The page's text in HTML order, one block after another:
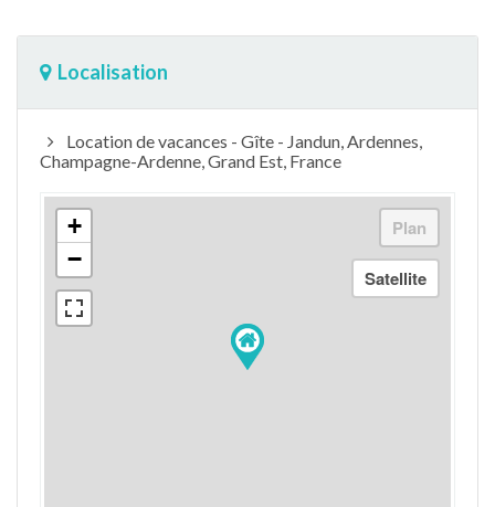
Localisation
Location de vacances - Gîte - Jandun, Ardennes,
Champagne-Ardenne, Grand Est, France
+
−